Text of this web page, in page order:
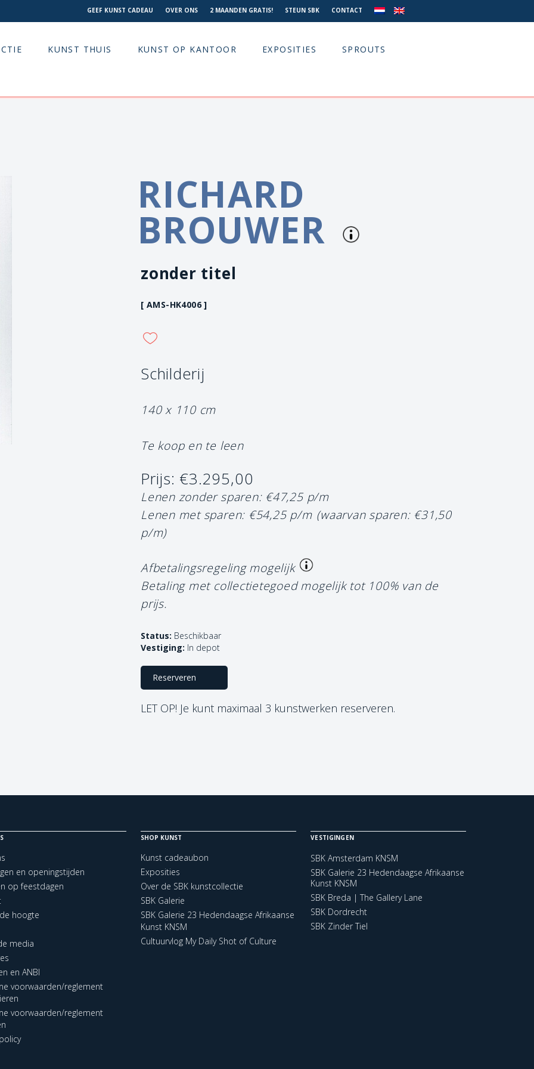
GEEF KUNST CADEAU OVER ONS 2 MAANDEN GRATIS! STEUN SBK CONTACT
KUNST THUIS KUNST OP KANTOOR EXPOSITIES SPROUTS
RICHARD
BROUWER
zonder titel
[ AMS-HK4006 ]
Schilderij
140 x 110 cm
Te koop en te leen
Prijs: €3.295,00
Lenen zonder sparen: €47,25 p/m
Lenen met sparen: €54,25 p/m (waarvan sparen: €31,50
p/m)
Afbetalingsregeling mogelijk
Betaling met collectietegoed mogelijk tot 100% van de
prijs.
Status: Beschikbaar
Vestiging: In depot
Reserveren
LET OP! Je kunt maximaal 3 kunstwerken reserveren.
en openingstijden
op feestdagen
hoogte
media
en ANBI
voorwaarden/reglement
voorwaarden/reglement
SHOP KUNST
Kunst cadeaubon
Exposities
Over de SBK kunstcollectie
SBK Galerie
SBK Galerie 23 Hedendaagse Afrikaanse
Kunst KNSM
Cultuurvlog My Daily Shot of Culture
VESTIGINGEN
SBK Amsterdam KNSM
SBK Galerie 23 Hedendaagse Afrikaanse
Kunst KNSM
SBK Breda | The Gallery Lane
SBK Dordrecht
SBK Zinder Tiel